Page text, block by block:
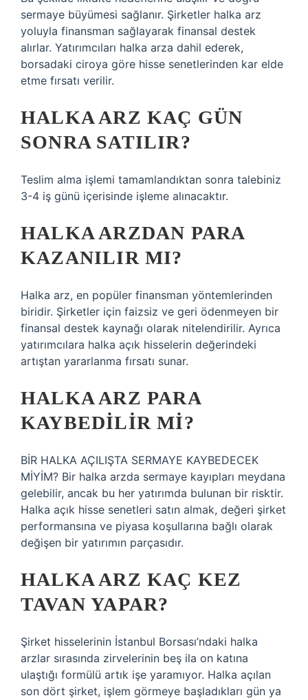
sermaye büyümesi sağlanır. Şirketler halka arz
yoluyla finansman sağlayarak finansal destek
alırlar. Yatırımcıları halka arza dahil ederek,
borsadaki ciroya göre hisse senetlerinden kar elde
etme fırsatı verilir.
HALKA ARZ KAÇ GÜN
SONRA SATILIR?
Teslim alma işlemi tamamlandıktan sonra talebiniz
3-4 iş günü içerisinde işleme alınacaktır.
HALKA ARZDAN PARA
KAZANILIR MI?
Halka arz, en popüler finansman yöntemlerinden
biridir. Şirketler için faizsiz ve geri ödenmeyen bir
finansal destek kaynağı olarak nitelendirilir. Ayrıca
yatırımcılara halka açık hisselerin değerindeki
artıştan yararlanma fırsatı sunar.
HALKA ARZ PARA
KAYBEDILIR MI?
BİR HALKA AÇILIŞTA SERMAYE KAYBEDECEK
MİYİM? Bir halka arzda sermaye kayıpları meydana
gelebilir, ancak bu her yatırımda bulunan bir risktir.
Halka açık hisse senetleri satın almak, değeri şirket
performansına ve piyasa koşullarına bağlı olarak
değişen bir yatırımın parçasıdır.
HALKA ARZ KAÇ KEZ
TAVAN YAPAR?
Şirket hisselerinin İstanbul Borsası’ndaki halka
arzlar sırasında zirvelerinin beş ila on katına
ulaştığı formülü artık işe yaramıyor. Halka açılan
son dört şirket, işlem görmeye başladıkları gün ya